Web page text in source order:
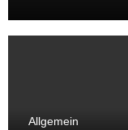
Allgemein